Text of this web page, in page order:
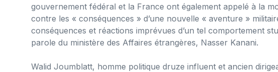
gouvernement fédéral et la France ont également appelé à la
contre les « conséquences » d’une nouvelle « aventure »
conséquences et réactions imprévues d’un tel comportement
parole du ministère des Affaires étrangères, Nasser Kanani.
Walid Joumblatt, homme politique druze influent et ancien